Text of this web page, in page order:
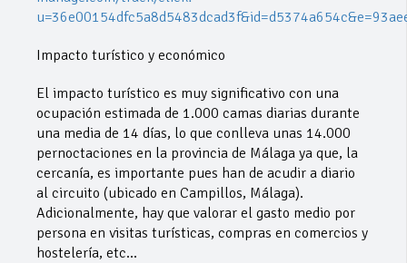
Impacto turístico y económico
El impacto turístico es muy significativo con una
ocupación estimada de 1.000 camas diarias durante
una media de 14 días, lo que conlleva unas 14.000
pernoctaciones en la provincia de Málaga ya que, la
cercanía, es importante pues han de acudir a diario
al circuito (ubicado en Campillos, Málaga).
Adicionalmente, hay que valorar el gasto medio por
persona en visitas turísticas, compras en comercios y
hostelería, etc…